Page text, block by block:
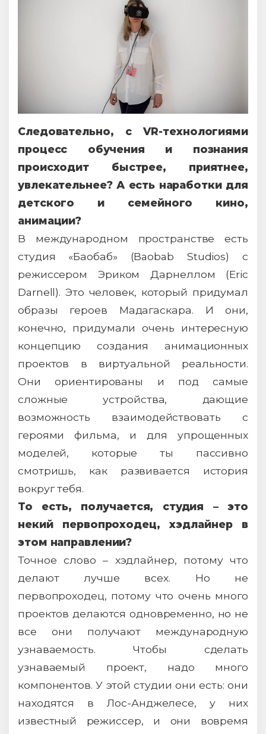
Следовательно, с VR-технологиями
процесс обучения и познания
происходит быстрее, приятнее,
увлекательнее? А есть наработки для
детского и семейного кино,
анимации?
В международном пространстве есть
студия «Баобаб» (Baobab Studios) с
режиссером Эриком Дарнеллом (Eric
Darnell). Это человек, который придумал
образы героев Мадагаскара. И они,
конечно, придумали очень интересную
концепцию создания анимационных
проектов в виртуальной реальности.
Они ориентированы и под самые
сложные устройства, дающие
возможность взаимодействовать с
героями фильма, и для упрощенных
моделей, которые ты пассивно
смотришь, как развивается история
вокруг тебя.
То есть, получается, студия – это
некий первопроходец, хэдлайнер в
этом направлении?
Точное слово – хэдлайнер, потому что
делают лучше всех. Но не
первопроходец, потому что очень много
проектов делаются одновременно, но не
все они получают международную
узнаваемость. Чтобы сделать
узнаваемый проект, надо много
компонентов. У этой студии они есть: они
находятся в Лос-Анджелесе, у них
известный режиссер, и они вовремя